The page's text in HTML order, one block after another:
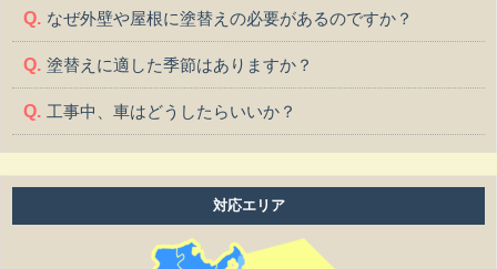
なぜ外壁や屋根に塗替えの必要があるのですか？
塗替えに適した季節はありますか？
工事中、車はどうしたらいいか？
工事中、気になる事や相談などがある場合はどうすれば
よいですか？
工事中は留守をしても大丈夫ですか？
対応エリア